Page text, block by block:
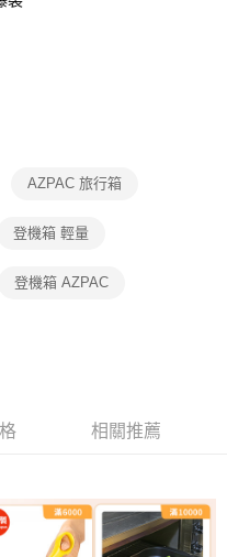
達大哥付你分期系統評分，恕無
」於每月結算日後寄送繳費提
（以下簡稱本公司）所提供，讓
約關係目的，商店將以您的個人
確認、核對及更正。
AZPAC 旅行箱
登機箱 輕量
登機箱 AZPAC
相關推薦